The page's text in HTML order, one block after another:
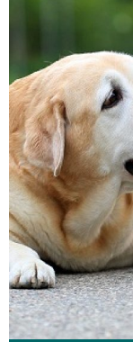
النشيطة، حتى
يكره كلب سلالة